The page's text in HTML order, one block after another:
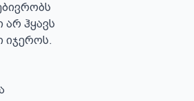
არ ჰყავს
იჯეროს.